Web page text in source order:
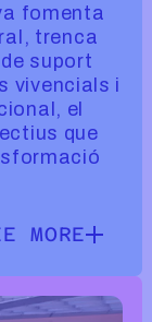
fomenta
trenca
suport
vivencials i
el
que
MORE
MORE